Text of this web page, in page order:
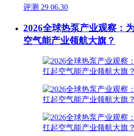
评测 29 06.30
2026全球热泵产业观察：
空气能产业领航大旗？